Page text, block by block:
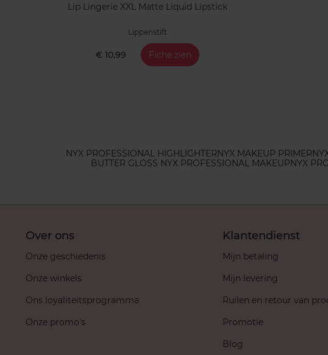
Lip Lingerie XXL Matte Liquid Lipstick
Lippenstift
€ 10,99 Fiche zien
NYX PROFESSIONAL HIGHLIGHTERNYX MAKEUP PRIMER
BUTTER GLOSS NYX PROFESSIONAL MAKEUPNYX
Over ons
Onze geschiedenis
Onze winkels
Ons loyaliteitsprogramma
Onze promo's
Klantendienst
Mijn betaling
Mijn levering
Ruilen en retour van
Promotie
Blog